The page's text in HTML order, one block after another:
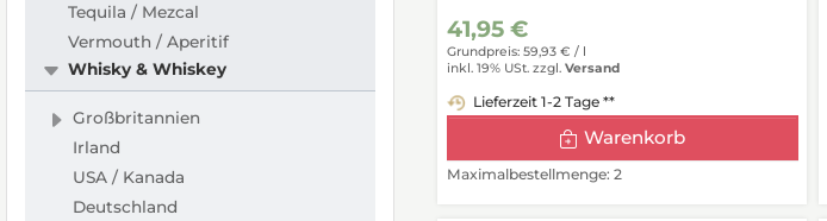
41,95 €
Grundpreis: 59,93 € / l
inkl. 19% USt. zzgl. Versand
Lieferzeit 1-2 Tage **
Warenkorb
Maximalbestellmenge: 2
Tequila / Mezcal
Vermouth / Aperitif
Whisky & Whiskey
Großbritannien
Irland
USA / Kanada
Deutschland